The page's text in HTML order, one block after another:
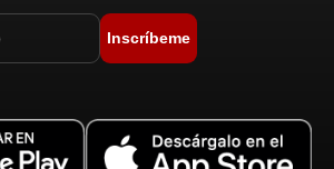
Inscríbeme